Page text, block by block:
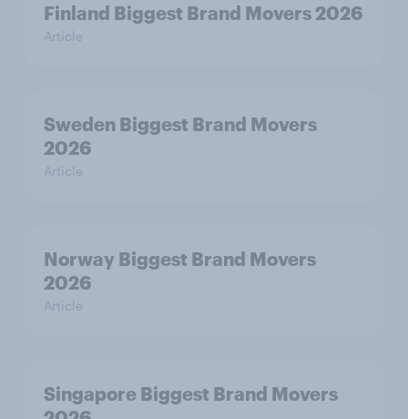
Finland Biggest Brand Movers 2026
Article
Sweden Biggest Brand Movers
2026
Article
Norway Biggest Brand Movers
2026
Article
Singapore Biggest Brand Movers